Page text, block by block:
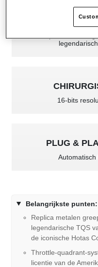
OFFICIËLE
16-bits
PLUG &
Belangrijkste punten:
Replica metalen
legendarische TQS
de iconische Hotas
Throttle-quadrant-
licentie van de